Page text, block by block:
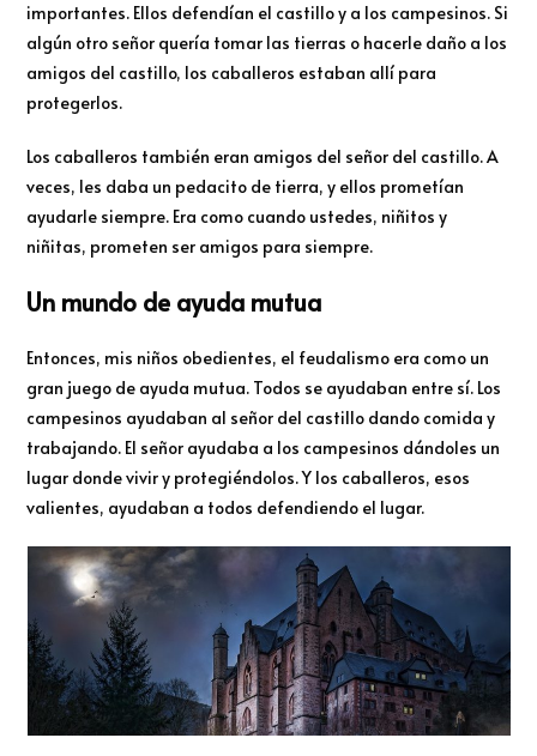
importantes. Ellos defendían el castillo y a los campesinos. Si
algún otro señor quería tomar las tierras o hacerle daño a los
amigos del castillo, los caballeros estaban allí para
protegerlos.
Los caballeros también eran amigos del señor del castillo. A
veces, les daba un pedacito de tierra, y ellos prometían
ayudarle siempre. Era como cuando ustedes, niñitos y
niñitas, prometen ser amigos para siempre.
Un mundo de ayuda mutua
Entonces, mis niños obedientes, el feudalismo era como un
gran juego de ayuda mutua. Todos se ayudaban entre sí. Los
campesinos ayudaban al señor del castillo dando comida y
trabajando. El señor ayudaba a los campesinos dándoles un
lugar donde vivir y protegiéndolos. Y los caballeros, esos
valientes, ayudaban a todos defendiendo el lugar.